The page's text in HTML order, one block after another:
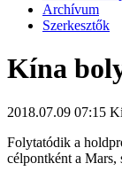
Archívum
Szerkesztők
Kína
2018.07.09 07:15
Folytatódik a
célpontként a Mars,